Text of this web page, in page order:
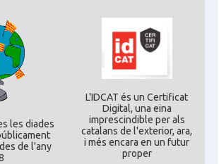
+ ambaixades i consolats
les diades
de l'any
L'IDCAT és un Certificat
Digital, una eina
imprescindible per als
catalans de l'exterior, ara,
i més encara en un futur
proper